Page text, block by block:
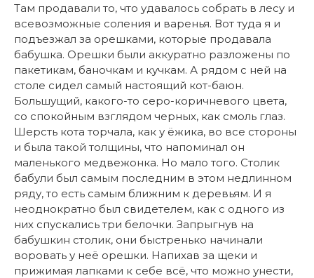
Там продавали то, что удавалось собрать в лесу и
всевозможные соления и варенья. Вот туда я и
подъезжал за орешками, которые продавала
бабушка. Орешки были аккуратно разложены по
пакетикам, баночкам и кучкам. А рядом с ней на
столе сидел самый настоящий кот-баюн.
Большущий, какого-то серо-коричневого цвета,
со спокойным взглядом черных, как смоль глаз.
Шерсть кота торчала, как у ёжика, во все стороны
и была такой толщины, что напоминал он
маленького медвежонка. Но мало того. Столик
бабули был самым последним в этом недлинном
ряду, то есть самым ближним к деревьям. И я
неоднократно был свидетелем, как с одного из
них спускались три белочки. Запрыгнув на
бабушкин столик, они быстренько начинали
воровать у неё орешки. Напихав за щеки и
прижимая лапками к себе всё, что можно унести,